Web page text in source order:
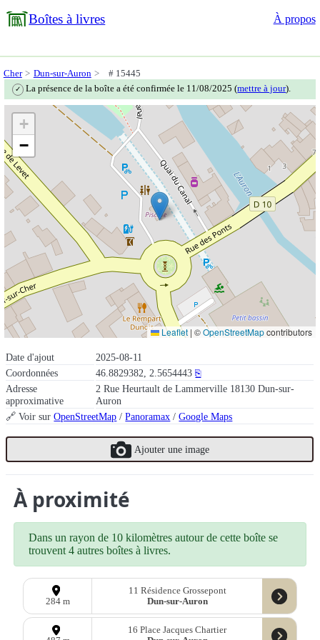
Boîtes à livres À propos
Cher Dun-sur-Auron # 15445
✓ La présence de la boîte a été confirmée le 11/08/2025 (mettre à jour).
Date d'ajout
2025-08-11
Coordonnées
46.8829382, 2.5654443 ⎘
Adresse
approximative
2 Rue Heurtault de Lammerville 18130 Dun-sur-
Auron
🔗 Voir surOpenStreetMap /Panoramax /Google Maps
Ajouter une image
+
−
Leaflet | ©OpenStreetMapcontributors
À proximité
Dans un rayon de 10 kilomètres autour de cette boîte se
trouvent 4 autres boîtes à livres.
284 m
11 Résidence Grossepont
Dun-sur-Auron
16 Place Jacques Chartier